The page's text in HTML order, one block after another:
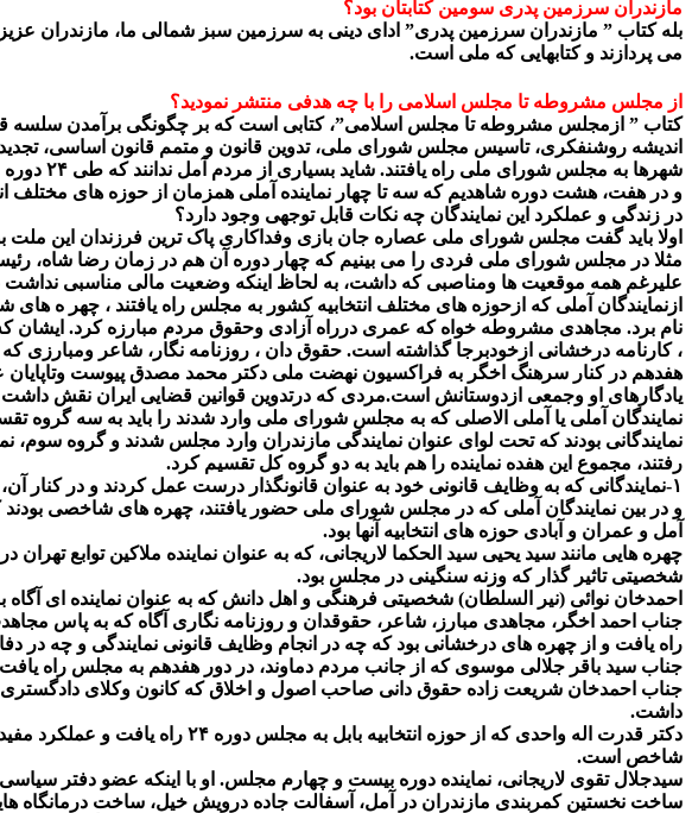
مازندران سرزمین پدری سومین کتابتان بود؟
بله کتاب ” مازندران سرزمین پدری” ادای دینی به سرزمین سبز شمالی ما، مازندران
می پردازند و کتابهایی که ملی است.
از مجلس مشروطه تا مجلس اسلامی را با چه هدفی منتشر نمودید؟
کتاب ” ازمجلس مشروطه تا مجلس اسلامی”، کتابی است که بر چگونگی برآمدن سلسه
اندیشه روشنفکری، تاسیس مجلس شورای ملی، تدوین قانون و متمم قانون اساسی، تجدید
شهرها به مجلس شورای ملی راه یافتند. شاید بسیاری از مردم آمل ندانند که طی ۲۴ دوره و۷۲ سال حیات مجلس شورای ملی، هفده نماینده آملی وآملی الاصل وارد قوه مقننه شدند
و در هفت، هشت دوره شاهدیم که سه تا چهار نماینده آملی همزمان از حوزه های مختلف
در زندگی و عملکرد این نمایندگان چه نکات قابل توجهی وجود دارد؟
اولا باید گفت مجلس شورای ملی عصاره جان بازی وفداکاری پاک ترین فرزندان این
مثلا در مجلس شورای ملی فردی را می بینیم که چهار دوره آن هم در زمان رضا شاه،
علیرغم همه موقعیت ها ومناصبی که داشت، به لحاظ اینکه وضعیت مالی مناسبی
ازنمایندگان آملی که ازحوزه های مختلف انتخابیه کشور به مجلس راه یافتند ، چهر ه
نام برد. مجاهدی مشروطه خواه که عمری درراه آزادی وحقوق مردم مبارزه کرد.
، کارنامه درخشانی ازخودبرجا گذاشته است. حقوق دان ، روزنامه نگار، شاعر ومبارزی
هفدهم در کنار سرهنگ اخگر به فراکسیون نهضت ملی دکتر محمد مصدق پیوست وتاپایان
یادگارهای او وجمعی ازدوستانش است.مردی که درتدوین قوانین قضایی ایران نقش داشت
نمایندگان آملی یا آملی الاصلی که به مجلس شورای ملی وارد شدند را باید به سه گروه
رفتند، مجموع این هفده نماینده را هم باید به دو گروه کل تقسیم کرد.
۱-نمایندگانی که به وظایف قانونی خود به عنوان قانونگذار درست عمل کردند و در کنار آن، در عمران و آبادی حوزه انتخابیه خود نقش داشتند. ۲-نمایندگانی که توفیقی در این دو مورد نداشتند.
و در بین نمایندگان آملی که در مجلس شورای ملی حضور یافتند، چهره های شاخصی
آمل و عمران و آبادی حوزه های انتخابیه آنها بود.
چهره هایی مانند سید یحیی سید الحکما لاریجانی، که به عنوان نماینده ملاکین توابع
شخصیتی تاثیر گذار که وزنه سنگینی در مجلس بود.
احمدخان نوائی (نیر السلطان) شخصیتی فرهنگی و اهل دانش که به عنوان نماینده ای
جناب احمد اخگر، مجاهدی مبارز، شاعر، حقوقدان و روزنامه نگاری آگاه که به پاس
راه یافت و از چهره های درخشانی بود که چه در انجام وظایف قانونی نمایندگی و چه در
جناب سید باقر جلالی موسوی که از جانب مردم دماوند، در دور هفدهم به مجلس راه
جناب احمدخان شریعت زاده حقوق دانی صاحب اصول و اخلاق که کانون وکلای
داشت.
دکتر قدرت اله واحدی که از حوزه
شاخص است.
سیدجلال تقوی لاریجانی، نماینده دوره بیست و چهارم مجلس. او با اینکه عضو دفتر
ساخت نخستین کمربندی مازندران در آمل، آسفالت جاده درویش خیل، ساخت درمانگاه